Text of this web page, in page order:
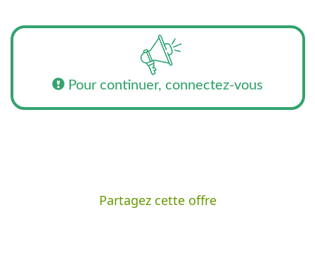
Pour continuer, connectez-vous
Partagez cette offre